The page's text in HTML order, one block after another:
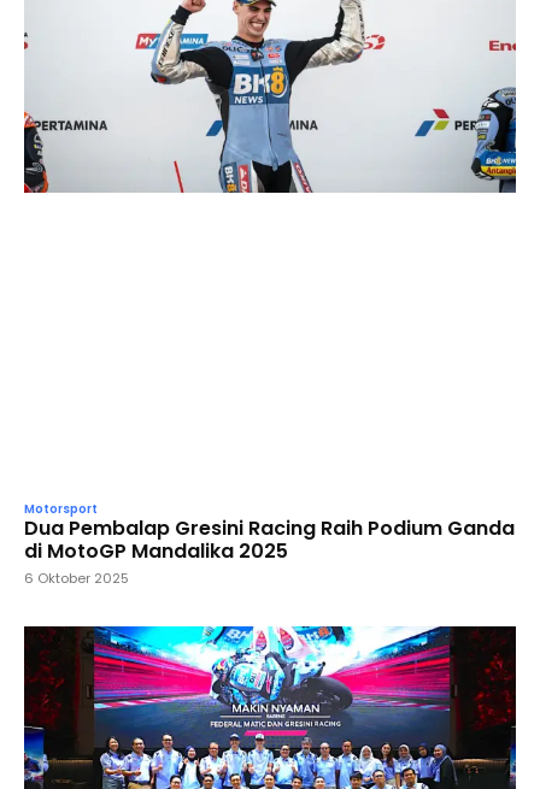
Motorsport
Dua Pembalap Gresini Racing Raih Podium Ganda
di MotoGP Mandalika 2025
6 Oktober 2025